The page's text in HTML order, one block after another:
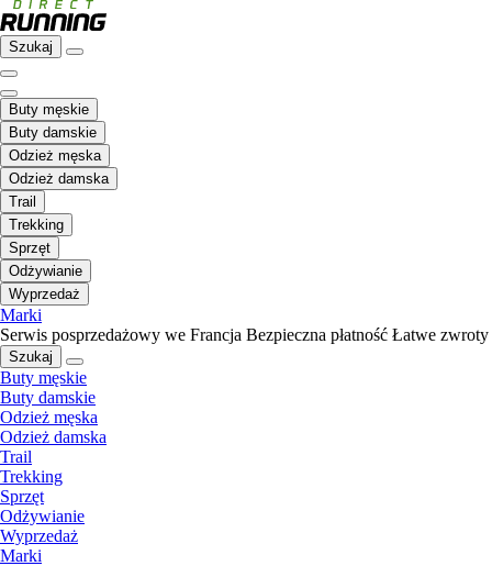
Szukaj
Buty męskie
Buty damskie
Odzież męska
Odzież damska
Trail
Trekking
Sprzęt
Odżywianie
Wyprzedaż
Marki
Serwis posprzedażowy we Francja Bezpieczna płatność Łatwe zwroty
Szukaj
Buty męskie
Buty damskie
Odzież męska
Odzież damska
Trail
Trekking
Sprzęt
Odżywianie
Wyprzedaż
Marki